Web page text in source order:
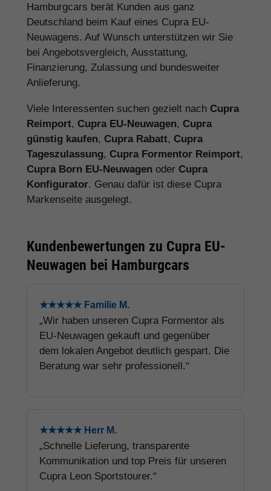
Hamburgcars berät Kunden aus ganz
Deutschland beim Kauf eines Cupra EU-
Neuwagens. Auf Wunsch unterstützen wir Sie
bei Angebotsvergleich, Ausstattung,
Finanzierung, Zulassung und bundesweiter
Anlieferung.
Viele Interessenten suchen gezielt nach Cupra
Reimport, Cupra EU-Neuwagen, Cupra
günstig kaufen, Cupra Rabatt, Cupra
Tageszulassung, Cupra Formentor Reimport,
Cupra Born EU-Neuwagen oder Cupra
Konfigurator. Genau dafür ist diese Cupra
Markenseite ausgelegt.
Kundenbewertungen zu Cupra EU-
Neuwagen bei Hamburgcars
★★★★★ Familie M.
„Wir haben unseren Cupra Formentor als
EU-Neuwagen gekauft und gegenüber
dem lokalen Angebot deutlich gespart. Die
Beratung war sehr professionell.“
★★★★★ Herr M.
„Schnelle Lieferung, transparente
Kommunikation und top Preis für unseren
Cupra Leon Sportstourer.“